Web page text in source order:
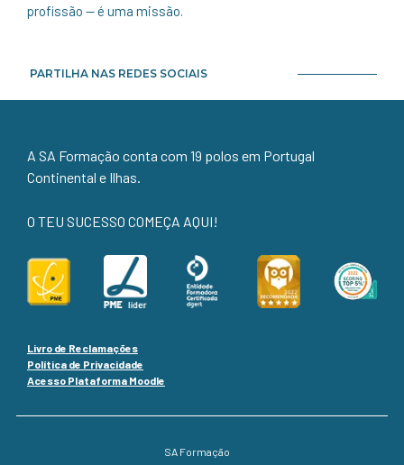
profissão — é uma missão.
PARTILHA NAS REDES SOCIAIS
A SA Formação conta com 19 polos em Portugal
Continental e Ilhas.
O TEU SUCESSO COMEÇA AQUI!
Livro de Reclamações
Política de Privacidade
Acesso Plataforma Moodle
SA Formação